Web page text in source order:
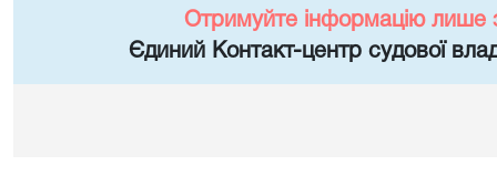
Отримуйте інформацію лише
Єдиний Контакт-центр судової